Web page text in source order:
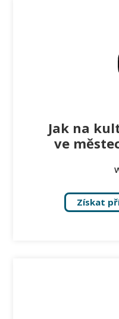
Jak na
ve
Získat